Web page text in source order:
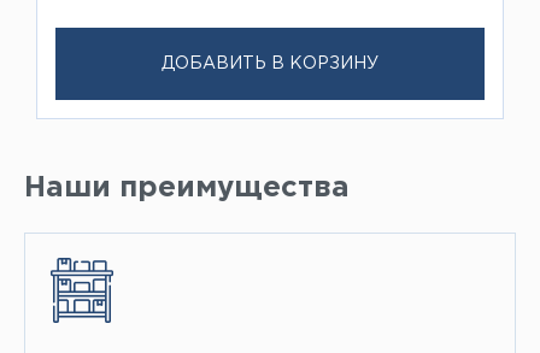
ДОБАВИТЬ В КОРЗИНУ
Наши преимущества